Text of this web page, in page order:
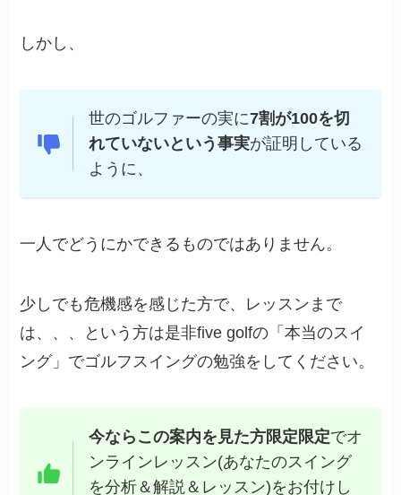
しかし、
世のゴルファーの実に7割が100を切
れていないという事実が証明している
ように、
一人でどうにかできるものではありません。
少しでも危機感を感じた方で、レッスンまで
は、、、という方は是非five golfの「本当のスイ
ング」でゴルフスイングの勉強をしてください。
今ならこの案内を見た方限定限定でオ
ンラインレッスン(あなたのスイング
を分析＆解説＆レッスン)をお付けし